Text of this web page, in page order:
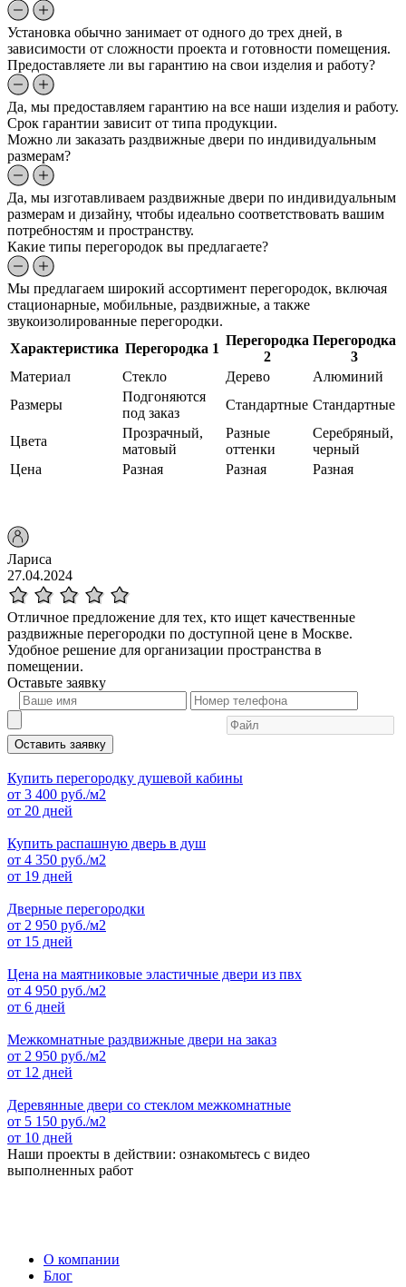
Установка обычно занимает от одного до трех дней, в
зависимости от сложности проекта и готовности помещения.
Предоставляете ли вы гарантию на свои изделия и работу?
Да, мы предоставляем гарантию на все наши изделия и работу.
Срок гарантии зависит от типа продукции.
Можно ли заказать раздвижные двери по индивидуальным
размерам?
Да, мы изготавливаем раздвижные двери по индивидуальным
размерам и дизайну, чтобы идеально соответствовать вашим
потребностям и пространству.
Какие типы перегородок вы предлагаете?
Мы предлагаем широкий ассортимент перегородок, включая
стационарные, мобильные, раздвижные, а также
звукоизолированные перегородки.
Характеристика Перегородка 1
Перегородка
2
Перегородка
3
Материал
Стекло Дерево
Алюминий
Размеры
Подгоняются
под заказ
Стандартные Стандартные
Цвета
Прозрачный,
матовый
Разные
оттенки
Серебряный,
черный
Цена
Разная Разная Разная
Лариса
27.04.2024
Отличное предложение для тех, кто ищет качественные
раздвижные перегородки по доступной цене в Москве.
Удобное решение для организации пространства в
помещении.
Оставьте заявку
Оставить заявку
Купить перегородку душевой кабины
от 3 400 руб./м2
от 20 дней
Купить распашную дверь в душ
от 4 350 руб./м2
от 19 дней
Дверные перегородки
от 2 950 руб./м2
от 15 дней
Цена на маятниковые эластичные двери из пвх
от 4 950 руб./м2
от 6 дней
Межкомнатные раздвижные двери на заказ
от 2 950 руб./м2
от 12 дней
Деревянные двери со стеклом межкомнатные
от 5 150 руб./м2
от 10 дней
Наши проекты в действии: ознакомьтесь с видео
выполненных работ
О компании
Блог